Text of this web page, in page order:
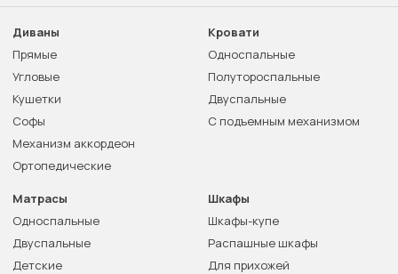
Диваны
Прямые
Угловые
Кушетки
Софы
Механизм аккордеон
Ортопедические
Кровати
Односпальные
Полутороспальные
Двуспальные
С подъемным механизмом
Матрасы
Односпальные
Двуспальные
Детские
Шкафы
Шкафы-купе
Распашные шкафы
Для прихожей